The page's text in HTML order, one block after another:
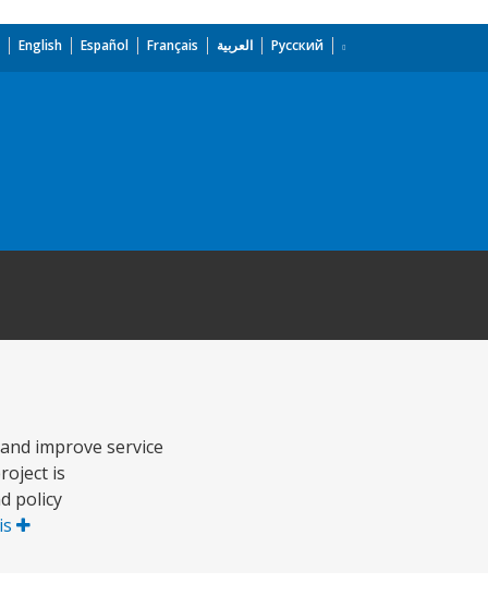
English Español Français العربية Русский
improve service
is
policy